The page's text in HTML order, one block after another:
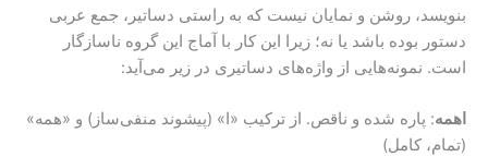
بنویسد، روشن و نمایان نیست که به راستی دساتیر، جمع عربی
دستور بوده باشد یا نه؛ زیرا این کار با آماج این گروه ناسازگار
است. نمونه‌هایی از واژه‌های دساتیری در زیر می‌آید:
اهمه: پاره شده و ناقص. از ترکیب «ا» (پیشوند منفی‌ساز) و «همه»
(تمام، کامل)